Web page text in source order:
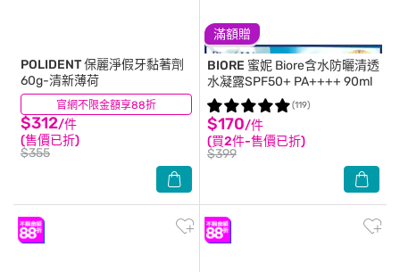
官網不限金額享88折
POLIDENT保麗淨假牙黏著劑
60g-清新薄荷
$312/件
(售價已折)
$355
(101)
滿額贈
BIORE 蜜妮 Biore含水防曬清透
水凝露SPF50+ PA++++ 90ml
$170/件
(買2件-售價已折)
$399
(119)